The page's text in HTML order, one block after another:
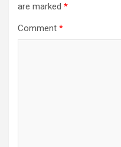
are marked *
Comment *